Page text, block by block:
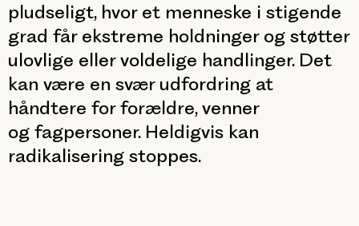
pludseligt, hvor et menneske i stigende
grad får ekstreme holdninger og støtter
ulovlige eller voldelige handlinger. Det
kan være en svær udfordring at
håndtere for forældre, venner
og fagpersoner. Heldigvis kan
radikalisering stoppes.